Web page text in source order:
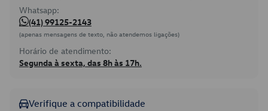
Whatsapp:
(41) 99125-2143
(apenas mensagens de texto, não atendemos ligações)
Horário de atendimento:
Segunda à sexta, das 8h às 17h.
Verifique a compatibilidade